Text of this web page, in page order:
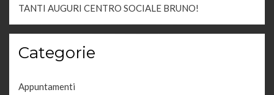
TANTI AUGURI CENTRO SOCIALE BRUNO!
Categorie
Appuntamenti